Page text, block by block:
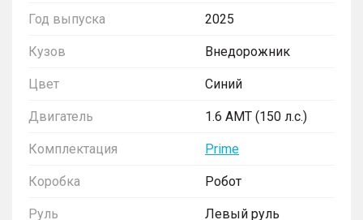
Год выпуска 2025
Кузов Внедорожник
Цвет Синий
Двигатель 1.6 AMT (150 л.с.)
Комплектация Prime
Коробка Робот
Руль Левый руль